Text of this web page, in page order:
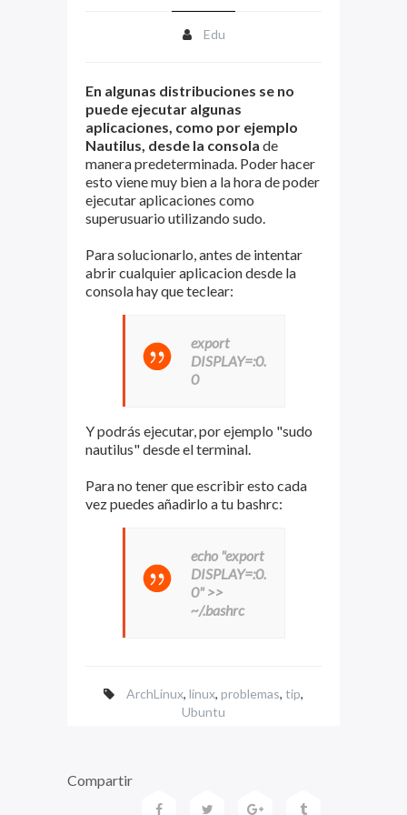
Edu
En algunas distribuciones se no
puede ejecutar algunas
aplicaciones, como por ejemplo
Nautilus, desde la consola de
manera predeterminada. Poder hacer
esto viene muy bien a la hora de poder
ejecutar aplicaciones como
superusuario utilizando sudo.
Para solucionarlo, antes de intentar
abrir cualquier aplicacion desde la
consola hay que teclear:
export
DISPLAY=:0.
0
Y podrás ejecutar, por ejemplo "sudo
nautilus" desde el terminal.
Para no tener que escribir esto cada
vez puedes añadirlo a tu bashrc:
echo "export
DISPLAY=:0.
0" >>
~/.bashrc
ArchLinux, linux, problemas, tip,
Ubuntu
Compartir